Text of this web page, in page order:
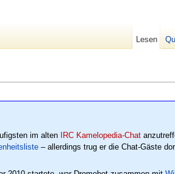
im alten IRC Kamelopedia-Chat
– allerdings trug er die Chat-Gäste
Lesen